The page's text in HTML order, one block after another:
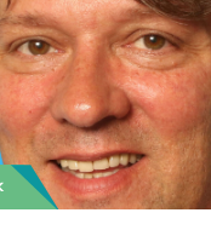
geweest bij
verschil maken in de
‘softe’ sector.